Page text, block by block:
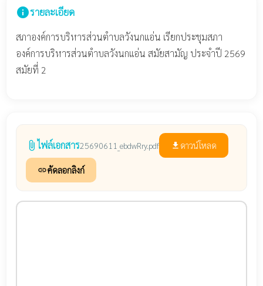
infoรายละเอียด
สภาองค์การบริหารส่วนตำบลวังนกแอ่น เรียกประชุมสภา
องค์การบริหารส่วนตำบลวังนกแอ่น สมัยสามัญ ประจำปี 2569
สมัยที่ 2
attach_file ไฟล์เอกสาร25690611_ebdwRry.pdf file_download ดาวน์โหลด
linkคัดลอกลิงก์